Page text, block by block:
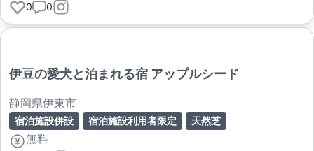
0 0
伊豆の愛犬と泊まれる宿 アップルシード
静岡県伊東市
宿泊施設併設 宿泊施設利用者限定 天然芝
無料